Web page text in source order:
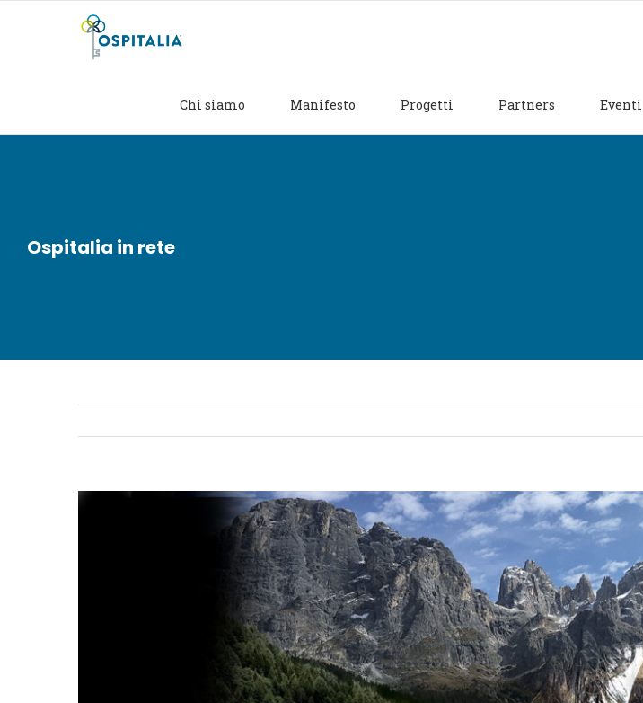
Chi siamo Manifesto Progetti Partners Eventi
Ospitalia in rete
Ingrandisci